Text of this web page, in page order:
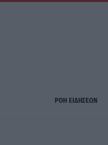
ΡΟΗ ΕΙΔΗΣΕΩΝ